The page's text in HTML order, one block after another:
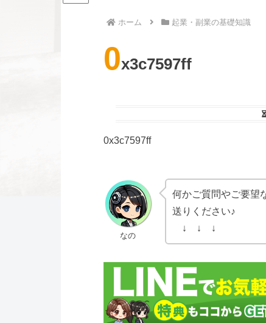
ホーム 起業・副業の基礎知識
0x3c7597ff
0x3c7597ff
なの
何かご質問やご要望
送りください♪
↓ ↓ ↓